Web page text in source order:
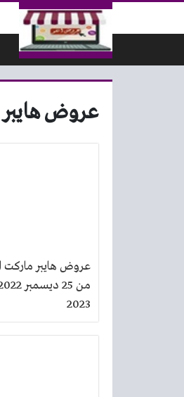
التخطي إلى المحتوى
عروض
عروض هايبر
2023